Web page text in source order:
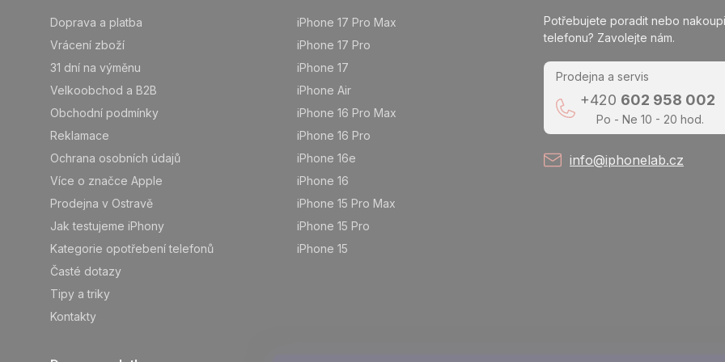
Doprava a platba
Vrácení zboží
31 dní na výměnu
Velkoobchod a B2B
Obchodní podmínky
Reklamace
Ochrana osobních údajů
Více o značce Apple
Prodejna v Ostravě
Jak testujeme iPhony
Kategorie opotřebení telefonů
Časté dotazy
Tipy a triky
Kontakty
iPhone 17 Pro Max
iPhone 17 Pro
iPhone 17
iPhone Air
iPhone 16 Pro Max
iPhone 16 Pro
iPhone 16e
iPhone 16
iPhone 15 Pro Max
iPhone 15 Pro
iPhone 15
Potřebujete poradit nebo
telefonu? Zavolejte nám.
Prodejna a servis
+420 602 958 002
Po - Ne 10 - 20 hod.
info@iphonelab.cz